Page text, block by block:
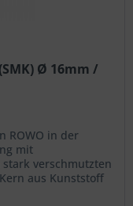
Ø 16mm /
ROWO in der
mit
verschmutzten
aus Kunststoff